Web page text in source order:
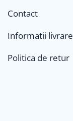
Contact
Informatii livrare
Politica de retur